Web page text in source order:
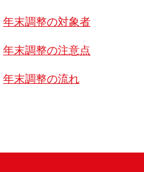
年末調整の対象者
年末調整の注意点
年末調整の流れ